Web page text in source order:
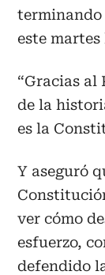
terminando
este
“Gracias al
de la
es la
Y aseguró
ver cómo
esfuerzo,
defendido